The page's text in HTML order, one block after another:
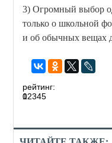
3) Огромный выбор
только о школьной
и об обычных вещах
рейтинг:
0
12345